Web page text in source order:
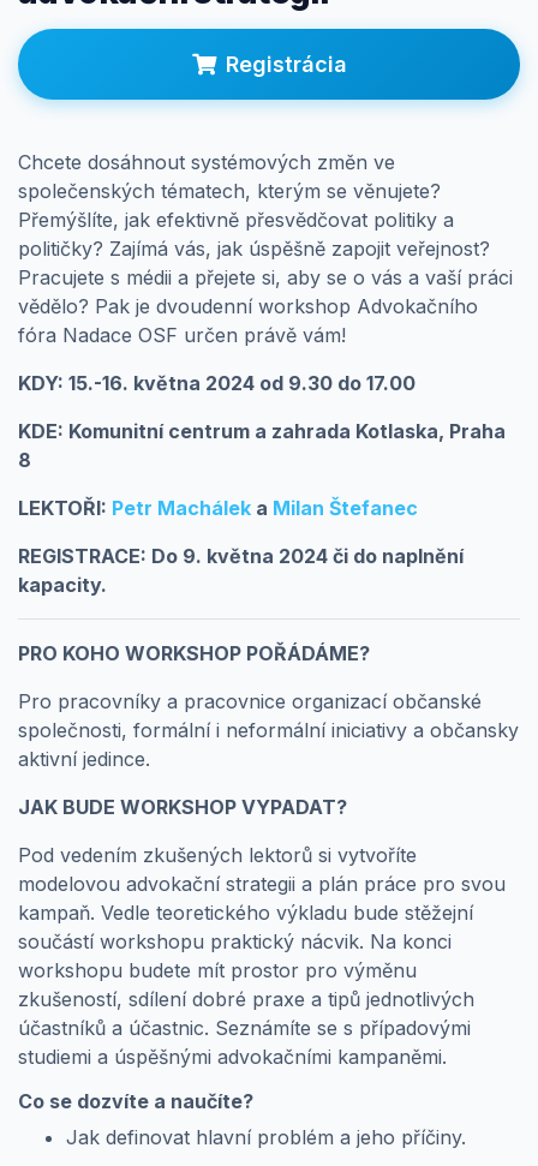
Registrácia
Chcete dosáhnout systémových změn ve
společenských tématech, kterým se věnujete?
Přemýšlíte, jak efektivně přesvědčovat politiky a
političky? Zajímá vás, jak úspěšně zapojit veřejnost?
Pracujete s médii a přejete si, aby se o vás a vaší práci
vědělo? Pak je dvoudenní workshop Advokačního
fóra Nadace OSF určen právě vám!
KDY: 15.-16. května 2024 od 9.30 do 17.00
KDE: Komunitní centrum a zahrada Kotlaska, Praha
8
LEKTOŘI: Petr Machálek a Milan Štefanec
REGISTRACE: Do 9. května 2024 či do naplnění
kapacity.
PRO KOHO WORKSHOP POŘÁDÁME?
Pro pracovníky a pracovnice organizací občanské
společnosti, formální i neformální iniciativy a občansky
aktivní jedince.
JAK BUDE WORKSHOP VYPADAT?
Pod vedením zkušených lektorů si vytvoříte
modelovou advokační strategii a plán práce pro svou
kampaň. Vedle teoretického výkladu bude stěžejní
součástí workshopu praktický nácvik. Na konci
workshopu budete mít prostor pro výměnu
zkušeností, sdílení dobré praxe a tipů jednotlivých
účastníků a účastnic. Seznámíte se s případovými
studiemi a úspěšnými advokačními kampaněmi.
Co se dozvíte a naučíte?
Jak definovat hlavní problém a jeho příčiny.